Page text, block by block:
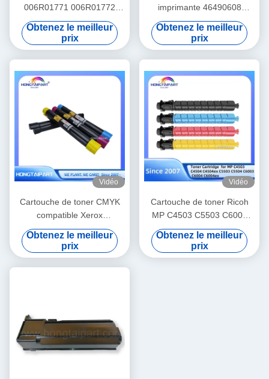
006R01771 006R01772
006R01773 CT203400 pour
Xerox AltaLink B8145 B8155
B8170 AP4570 AP5570
Version originale de l'Asie
Obtenez le meilleur
prix
imprimante 46490608
46490607 46490606
46490605 pour OKI C542
C542dn C532 C532dn
MC563 MC573 MC573dn
Obtenez le meilleur
prix
Vidéo
Cartouche de toner CMYK
compatible Xerox
006R01509 pour WC 7525
7530 7535 7545
Obtenez le meilleur
prix
Vidéo
Cartouche de toner Ricoh
MP C4503 C5503 C6003
841849 841850 841851
841852 CMJN
Obtenez le meilleur
prix